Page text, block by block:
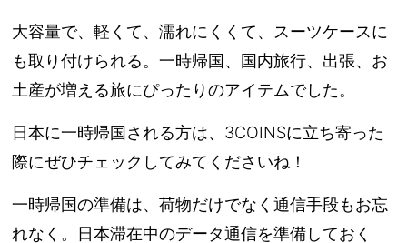
大容量で、軽くて、濡れにくくて、スーツケースに
も取り付けられる。一時帰国、国内旅行、出張、お
土産が増える旅にぴったりのアイテムでした。
日本に一時帰国される方は、3COINSに立ち寄った
際にぜひチェックしてみてくださいね！
一時帰国の準備は、荷物だけでなく通信手段もお忘
れなく。日本滞在中のデータ通信を準備しておく